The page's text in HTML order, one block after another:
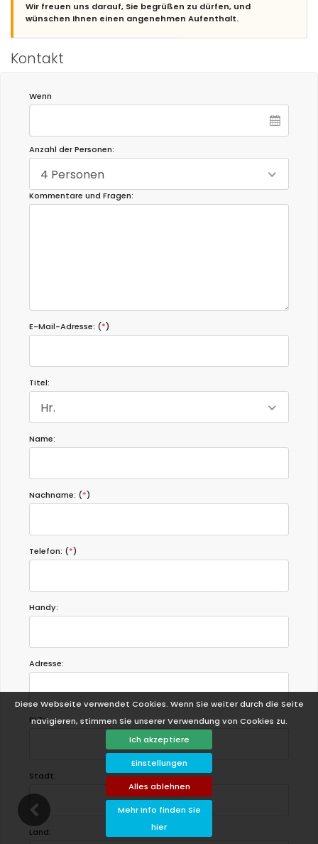
Diese Webseite verwendet Cookies. Wenn Sie weiter durch die Seite
navigieren, stimmen Sie unserer Verwendung von Cookies zu.
Ich akzeptiere
Einstellungen
Alles ablehnen
Mehr Info finden Sie
hier
Wir freuen uns darauf, Sie begrüßen zu dürfen, und
wünschen Ihnen einen angenehmen Aufenthalt.
Kontakt
Wenn
Anzahl der Personen:
4 Personen
Kommentare und Fragen:
E-Mail-Adresse: (*)
Titel:
Hr.
Name:
Nachname: (*)
Telefon: (*)
Handy:
Adresse:
PLZ:
Stadt:
Land: